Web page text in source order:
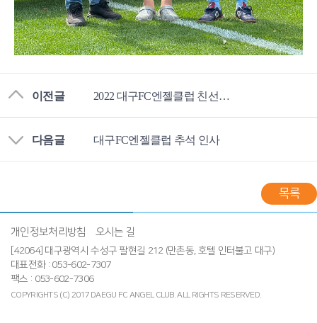
이전글 2022 대구FC엔젤클럽 친선골프대회
다음글 대구FC엔젤클럽 추석 인사
목록
개인정보처리방침 오시는 길
[42064] 대구광역시 수성구 팔현길 212 (만촌동, 호텔 인터불고 대구)
대표전화 : 053-602-7307
팩스 : 053-602-7306
COPYRIGHTS (C) 2017 DAEGU FC ANGEL CLUB. ALL RIGHTS RESERVED.